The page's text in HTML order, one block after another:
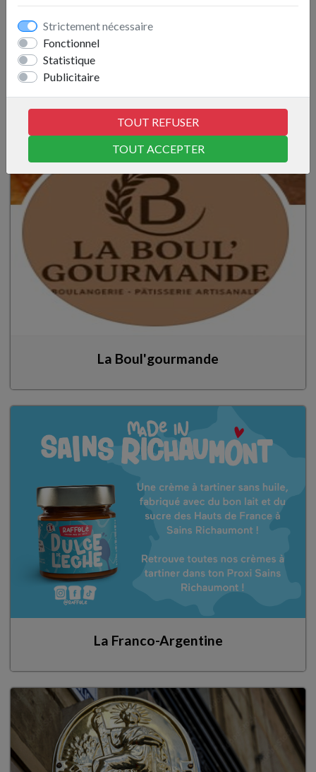
Strictement nécessaire
Fonctionnel
Statistique
Publicitaire
TOUT REFUSER
TOUT ACCEPTER
La Boul'gourmande
La Franco-Argentine